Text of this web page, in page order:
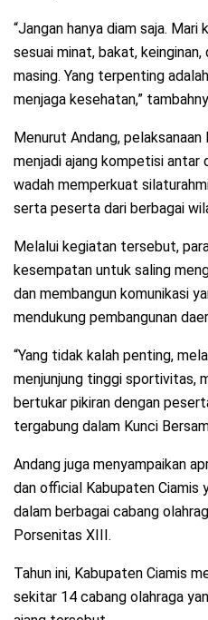
“Jangan hanya diam saja.
sesuai minat, bakat,
masing. Yang terpenting
menjaga kesehatan,”
Menurut Andang,
menjadi ajang kompetisi antar
wadah memperkuat
serta peserta dari berbagai
Melalui kegiatan tersebut,
kesempatan untuk saling
dan membangun komunikasi
mendukung pembangunan
“Yang tidak kalah penting,
menjunjung tinggi sportivitas,
bertukar pikiran dengan
tergabung dalam Kunci
Andang juga menyampaikan
dan official Kabupaten Ciamis
dalam berbagai cabang
Porsenitas XIII.
Tahun ini, Kabupaten Ciamis
sekitar 14 cabang olahraga